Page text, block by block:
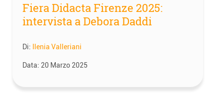
Fiera Didacta Firenze 2025:
intervista a Debora Daddi
Di: Ilenia Valleriani
Data: 20 Marzo 2025